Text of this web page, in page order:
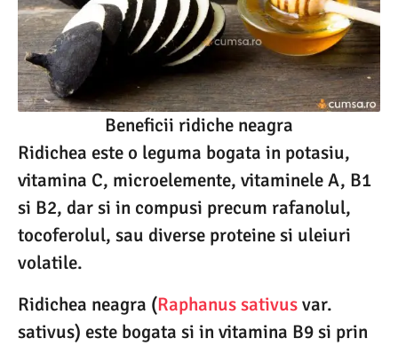
Beneficii ridiche neagra
Ridichea este o leguma bogata in potasiu,
vitamina C, microelemente, vitaminele A, B1
si B2, dar si in compusi precum rafanolul,
tocoferolul, sau diverse proteine si uleiuri
volatile.
Ridichea neagra (Raphanus sativusvar.
sativus) este bogata si in vitamina B9 si prin